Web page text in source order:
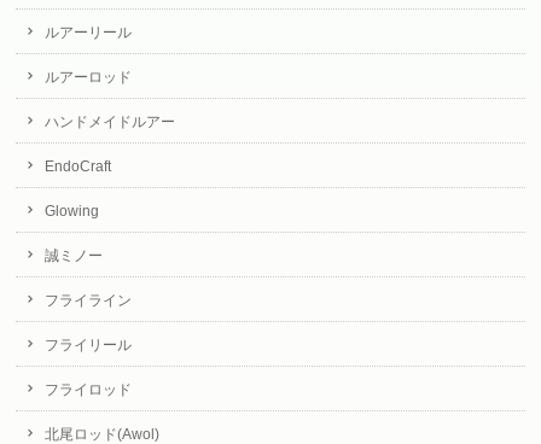
ルアーリール
ルアーロッド
ハンドメイドルアー
EndoCraft
Glowing
誠ミノー
フライライン
フライリール
フライロッド
北尾ロッド(Awol)